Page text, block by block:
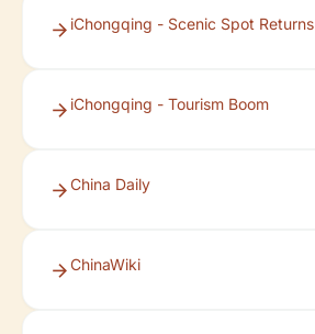
iChongqing - Scenic Spot Returns
iChongqing - Tourism Boom
China Daily
ChinaWiki